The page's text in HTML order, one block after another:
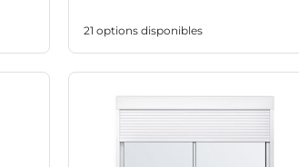
21 options disponibles